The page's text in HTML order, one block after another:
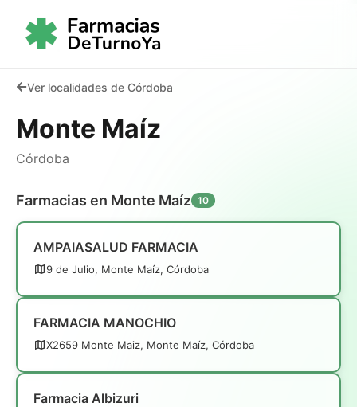
Ver localidades de Córdoba
Monte Maíz
Córdoba
Farmacias en Monte Maíz 10
AMPAIASALUD FARMACIA
9 de Julio, Monte Maíz, Córdoba
FARMACIA MANOCHIO
X2659 Monte Maiz, Monte Maíz, Córdoba
Farmacia Albizuri